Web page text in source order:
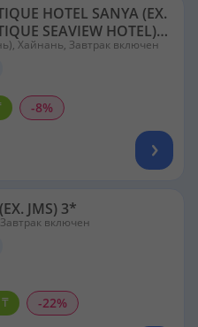
HOTEL SANYA (EX.
SEAVIEW HOTEL)
Хайнань, Завтрак включен
-8%
JMS) 3*
включен
-22%